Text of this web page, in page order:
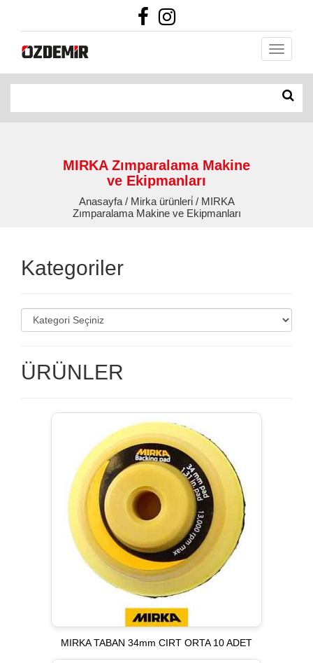
MIRKA Zımparalama Makine
ve Ekipmanları
Anasayfa / Mirka ürünleri̇ / MIRKA
Zımparalama Makine ve Ekipmanları
Kategoriler
ÜRÜNLER
MIRKA TABAN 34mm CIRT ORTA 10 ADET